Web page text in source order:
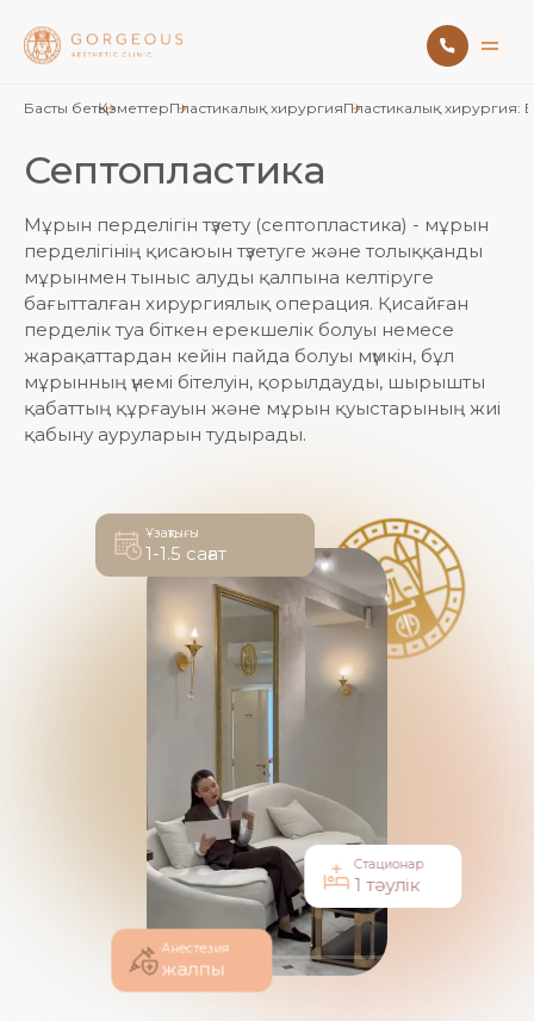
Басты бетҚызметтерПластикалық хирургияПластикалық хирургия:
Септопластика
Мұрын перделігін түзету (септопластика) - мұрын
перделігінің қисаюын түзетуге және толыққанды
мұрынмен тыныс алуды қалпына келтіруге
бағытталған хирургиялық операция. Қисайған
перделік туа біткен ерекшелік болуы немесе
жарақаттардан кейін пайда болуы мүмкін, бұл
мұрынның үнемі бітелуін, қорылдауды, шырышты
қабаттың құрғауын және мұрын қуыстарының жиі
қабыну ауруларын тудырады.
Ұзақтығы
1-1.5 сағат
Стационар
1 тәулік
Анестезия
жалпы